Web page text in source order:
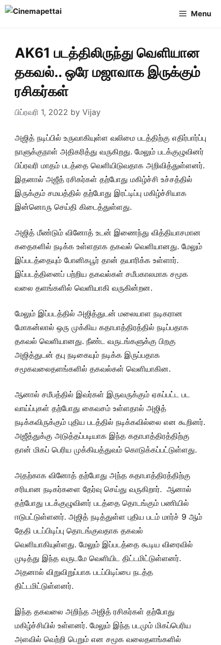
Skip
Menu
AK61 படத்திலிருந்து வெளியான
தகவல்.. ஒரே மஜாவாக இருக்கும்
ரசிகர்கள்
பிப்ரவரி 1, 2022 by Vijay
அஜித் நடிப்பில் உருவாகியுள்ள வலிமை படத்திற்கு எதிர்பார்ப்பு
நாளுக்குநாள் அதிகரித்து வருகிறது. மேலும் படக்குழுவினர்
பிப்ரவரி மாதம் படத்தை வெளியிடுவதாக அறிவித்துள்ளனர்.
இதனால் அஜீத் ரசிகர்கள் தற்போது மகிழ்ச்சி உச்சத்தில்
இருக்கும் சமயத்தில் தற்போது இரட்டிப்பு மகிழ்ச்சியாக
இன்னொரு செய்தி கிடைத்துள்ளது.
அஜித் மீண்டும் வினோத் உடன் இணைந்து வித்தியாசமான
கதைகளில் நடிக்க உள்ளதாக தகவல் வெளியானது. மேலும்
இப்படத்தையும் போனிகபூர் தான் தயாரிக்க உள்ளார்.
இப்படத்தினைப் பற்றிய தகவல்கள் சமீபகாலமாக சமூக
வலை தளங்களில் வெளியாகி வருகின்றன.
மேலும் இப்படத்தில் அஜித்துடன் மலையாள நடிகரான
மோகன்லால் ஒரு முக்கிய கதாபாத்திரத்தில் நடிப்பதாக
தகவல் வெளியானது. நீண்ட வருடங்களுக்கு பிறகு
அஜித்துடன் தபு நடிகையும் நடிக்க இருப்பதாக
சமூகவலைதளங்களில் தகவல்கள் வெளியாகின.
ஆனால் சமீபத்தில் இவர்கள் இருவருக்கும் ஏகப்பட்ட பட
வாய்ப்புகள் தற்போது கைவசம் உள்ளதால் அஜித்
நடிக்கவிருக்கும் புதிய படத்தில் நடிக்கவில்லை என கூறினர்.
அஜீத்துக்கு அடுத்தப்படியாக இந்த கதாபாத்திரத்திற்கு
தான் மிகப் பெரிய முக்கியத்துவம் கொடுக்கப்பட்டுள்ளது.
அதற்காக வினோத் தற்போது அந்த கதாபாத்திரத்திற்கு
சரியான நடிகர்களை தேர்வு செய்து வருகிறார். ஆனால்
தற்போது படக்குழுவினர் படத்தை தொடங்கும் பணியில்
ஈடுபட்டுள்ளனர். அஜித் நடித்துள்ள புதிய படம் மார்ச் 9 ஆம்
தேதி படப்பிடிப்பு தொடங்குவதாக தகவல்
வெளியாகியுள்ளது. மேலும் இப்படத்தை கூடிய விரைவில்
முடித்து இந்த வருடமே வெளியிட திட்டமிட்டுள்ளனர்.
அதனால் விறுவிறுப்பாக படப்பிடிப்பை நடத்த
திட்டமிட்டுள்ளனர்.
இந்த தகவலை அறிந்த அஜித் ரசிகர்கள் தற்போது
மகிழ்ச்சியில் உள்ளனர். மேலும் இந்த படமும் மிகப்பெரிய
அளவில் வெற்றி பெறும் என சமூக வலைதளங்களில்